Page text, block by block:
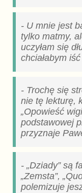
- U mnie jest
tylko matmy,
uczyłam się
chciałabym
- Trochę się
nie tę lekturę,
„Opowieść
podstawowej
przyznaje
- „Dziady” są
„Zemsta”,
polemizuje